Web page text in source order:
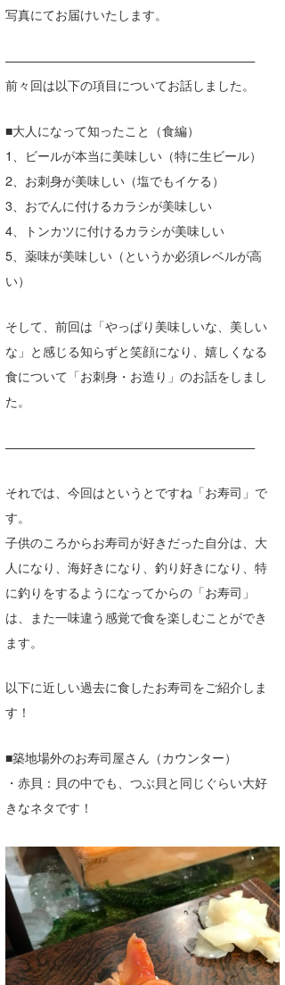
写真にてお届けいたします。
————————————————————
前々回は以下の項目についてお話しました。
■大人になって知ったこと（食編）
1、ビールが本当に美味しい（特に生ビール）
2、お刺身が美味しい（塩でもイケる）
3、おでんに付けるカラシが美味しい
4、トンカツに付けるカラシが美味しい
5、薬味が美味しい（というか必須レベルが高
い）
そして、前回は「やっぱり美味しいな、美しい
な」と感じる知らずと笑顔になり、嬉しくなる
食について「お刺身・お造り」のお話をしまし
た。
————————————————————
それでは、今回はというとですね「お寿司」で
す。
子供のころからお寿司が好きだった自分は、大
人になり、海好きになり、釣り好きになり、特
に釣りをするようになってからの「お寿司」
は、また一味違う感覚で食を楽しむことができ
ます。
以下に近しい過去に食したお寿司をご紹介しま
す！
■築地場外のお寿司屋さん（カウンター）
・赤貝：貝の中でも、つぶ貝と同じぐらい大好
きなネタです！
S.K
Soulman
waka☆=
YUKI☆
たっちー
ハンマー
三輪予報士
小川予報士
SancheZ
ゴン
米山予報士
wanda
banpaku
chappy